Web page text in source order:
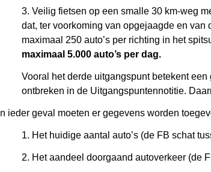
3. Veilig fietsen op een smalle 30 km-weg
dat, ter voorkoming van opgejaagde en van
maximaal 250 auto’s per richting in het
maximaal 5.000 auto’s per dag.
Vooral het derde uitgangspunt betekent
ontbreken in de Uitgangspuntennotitie.
In ieder geval moeten er gegevens worden
1. Het huidige aantal auto’s (de FB schat
2. Het aandeel doorgaand autoverkeer (de